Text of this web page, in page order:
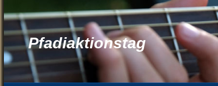
Pfadiaktionstag